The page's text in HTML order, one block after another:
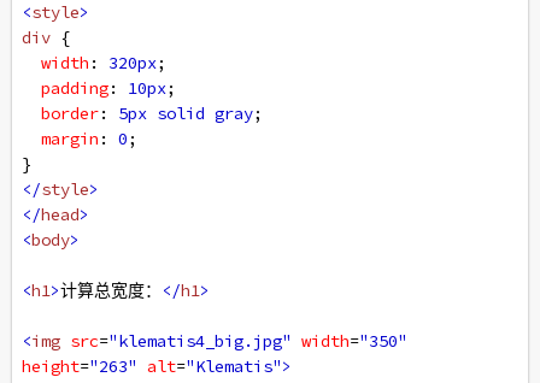
<style>
div {
width : 320px;
padding: 10px;
border: 5px solid gray;
margin : 0;
}
</style>
</head>
<body>
<h1>计算总宽度： </h1>
<img src="klematis4_big.jpg" width="350"
height="263" alt="Klematis">